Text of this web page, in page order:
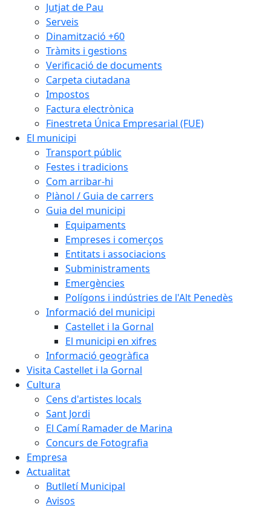
Jutjat de Pau
Serveis
Dinamització +60
Tràmits i gestions
Verificació de documents
Carpeta ciutadana
Impostos
Factura electrònica
Finestreta Única Empresarial (FUE)
El municipi
Transport públic
Festes i tradicions
Com arribar-hi
Plànol / Guia de carrers
Guia del municipi
Equipaments
Empreses i comerços
Entitats i associacions
Subministraments
Emergències
Polígons i indústries de l'Alt Penedès
Informació del municipi
Castellet i la Gornal
El municipi en xifres
Informació geogràfica
Visita Castellet i la Gornal
Cultura
Cens d'artistes locals
Sant Jordi
El Camí Ramader de Marina
Concurs de Fotografia
Empresa
Actualitat
Butlletí Municipal
Avisos